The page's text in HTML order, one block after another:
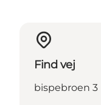
Find vej
bispebroen 3